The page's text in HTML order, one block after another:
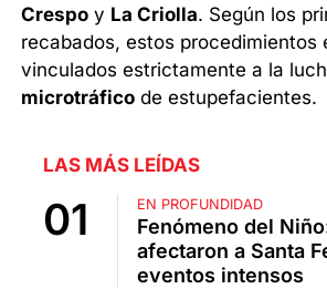
Crespo y La Criolla. Según los
recabados, estos procedimientos
vinculados estrictamente a la
microtráfico de estupefacientes.
LAS MÁS LEÍDAS
EN PROFUNDIDAD
Fenómeno del
afectaron a Santa
eventos intensos